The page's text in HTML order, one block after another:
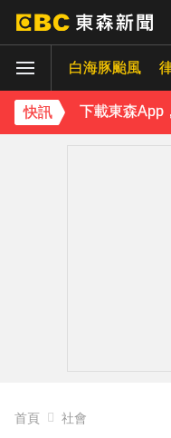
白海豚颱風
快訊
下載東森App
首頁 社會